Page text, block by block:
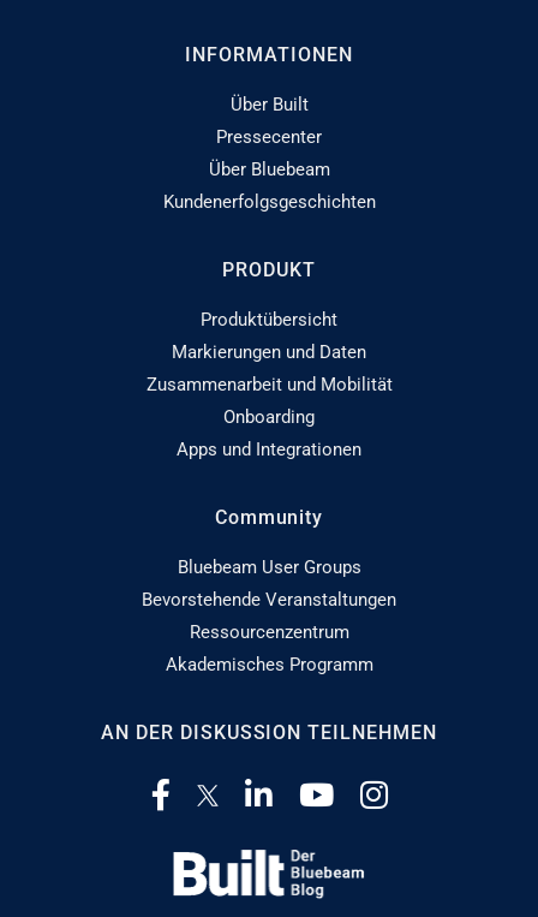
INFORMATIONEN
Über Built
Pressecenter
Über Bluebeam
Kundenerfolgsgeschichten
PRODUKT
Produktübersicht
Markierungen und Daten
Zusammenarbeit und Mobilität
Onboarding
Apps und Integrationen
Community
Bluebeam User Groups
Bevorstehende Veranstaltungen
Ressourcenzentrum
Akademisches Programm
AN DER DISKUSSION TEILNEHMEN